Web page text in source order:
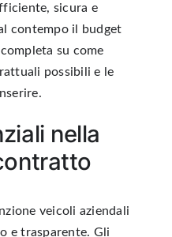
sicura e
contempo il budget
su come
possibili e le
nella
veicoli aziendali
e trasparente. Gli